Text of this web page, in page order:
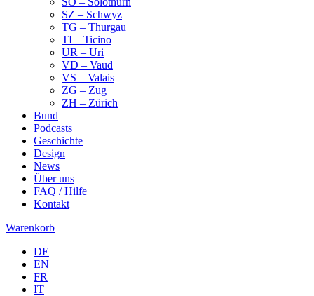
SZ – Schwyz
TG – Thurgau
TI – Ticino
UR – Uri
VD – Vaud
VS – Valais
ZG – Zug
ZH – Zürich
Bund
Podcasts
Geschichte
Design
News
Über uns
FAQ / Hilfe
Kontakt
Warenkorb
DE
EN
FR
IT